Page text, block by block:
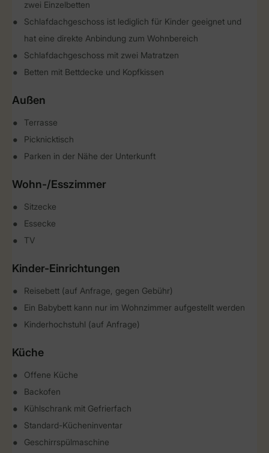
zwei Einzelbetten
Schlafdachgeschoss ist lediglich für Kinder geeignet und
hat eine direkte Anbindung zum Wohnbereich
Schlafdachgeschoss mit zwei Matratzen
Betten mit Bettdecke und Kopfkissen
Außen
Terrasse
Picknicktisch
Parken in der Nähe der Unterkunft
Wohn-/Esszimmer
Sitzecke
Essecke
TV
Kinder-Einrichtungen
Reisebett (auf Anfrage, gegen Gebühr)
Ein Babybett kann nur im Wohnzimmer aufgestellt werden
Kinderhochstuhl (auf Anfrage)
Küche
Offene Küche
Backofen
Kühlschrank mit Gefrierfach
Standard-Kücheninventar
Geschirrspülmaschine